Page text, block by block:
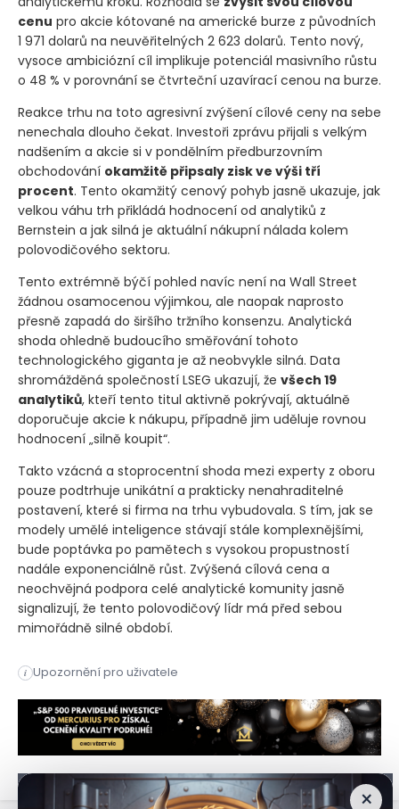
cenu pro akcie kótované na americké burze z původních
1 971 dolarů na neuvěřitelných 2 623 dolarů. Tento nový,
vysoce ambiciózní cíl implikuje potenciál masivního růstu
o 48 % v porovnání se čtvrteční uzavírací cenou na burze.
Reakce trhu na toto agresivní zvýšení cílové ceny na sebe
nenechala dlouho čekat. Investoři zprávu přijali s velkým
nadšením a akcie si v pondělním předburzovním
obchodování okamžitě připsaly zisk ve výši tří
procent. Tento okamžitý cenový pohyb jasně ukazuje, jak
velkou váhu trh přikládá hodnocení od analytiků z
Bernstein a jak silná je aktuální nákupní nálada kolem
polovodičového sektoru.
Tento extrémně býčí pohled navíc není na Wall Street
žádnou osamocenou výjimkou, ale naopak naprosto
přesně zapadá do širšího tržního konsenzu. Analytická
shoda ohledně budoucího směřování tohoto
technologického giganta je až neobvykle silná. Data
shromážděná společností LSEG ukazují, že všech 19
analytiků, kteří tento titul aktivně pokrývají, aktuálně
doporučuje akcie k nákupu, případně jim uděluje rovnou
hodnocení „silně koupit“.
Takto vzácná a stoprocentní shoda mezi experty z oboru
pouze podtrhuje unikátní a prakticky nenahraditelné
postavení, které si firma na trhu vybudovala. S tím, jak se
modely umělé inteligence stávají stále komplexnějšími,
bude poptávka po pamětech s vysokou propustností
nadále exponenciálně růst. Zvýšená cílová cena a
neochvějná podpora celé analytické komunity jasně
signalizují, že tento polovodičový lídr má před sebou
mimořádně silné období.
i Upozornění pro uživatele
Akcie výrobce polovodičových technologií si za uplynulý
×